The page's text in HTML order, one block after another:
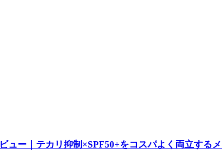
ュー｜テカリ抑制×SPF50+をコスパよく両立する